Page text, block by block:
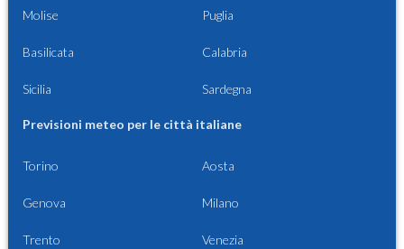
Molise Puglia
Basilicata Calabria
Sicilia Sardegna
Previsioni meteo per le città italiane
Torino Aosta
Genova Milano
Trento Venezia